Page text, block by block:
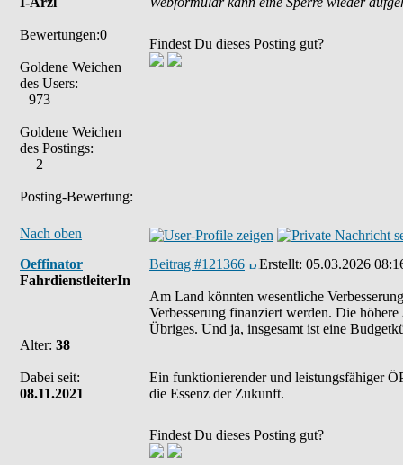
Bewertungen:0
Goldene Weichen
des Users:
973
Goldene Weichen
des Postings:
2
Posting-Bewertung:
Findest Du dieses Posting gut?
Nach oben
Oeffinator
FahrdienstleiterIn
Alter: 38
Dabei seit:
08.11.2021
Beitrag #121366 Erstellt: 05.03.2026
Am Land könnten wesentliche
Verbesserung finanziert werden. Die
Übriges. Und ja, insgesamt ist eine
Ein funktionierender und leistungsfähiger
die Essenz der Zukunft.
Findest Du dieses Posting gut?